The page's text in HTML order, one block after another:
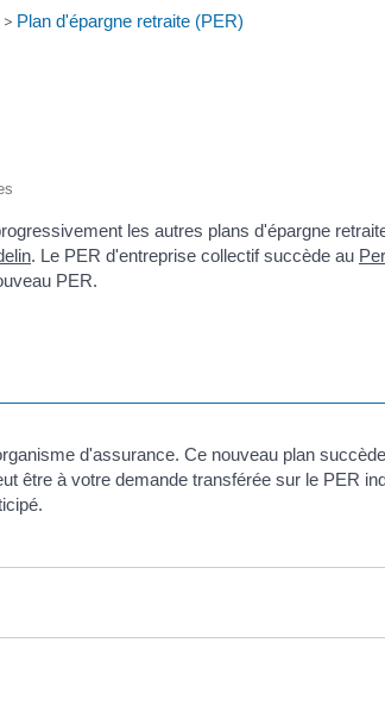
> Plan d'épargne retraite (PER)
les autres plans d'épargne
. Le PER d'entreprise collectif succède au
PER.
d'assurance. Ce nouveau plan
être à votre demande transférée sur le PER